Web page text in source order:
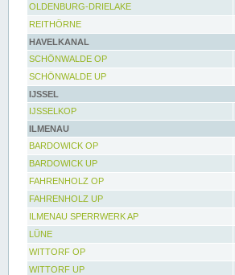
OLDENBURG-DRIELAKE
REITHÖRNE
HAVELKANAL
SCHÖNWALDE OP
SCHÖNWALDE UP
IJSSEL
IJSSELKOP
ILMENAU
BARDOWICK OP
BARDOWICK UP
FAHRENHOLZ OP
FAHRENHOLZ UP
ILMENAU SPERRWERK AP
LÜNE
WITTORF OP
WITTORF UP